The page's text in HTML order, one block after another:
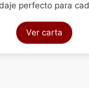
perfecto para
Ver carta